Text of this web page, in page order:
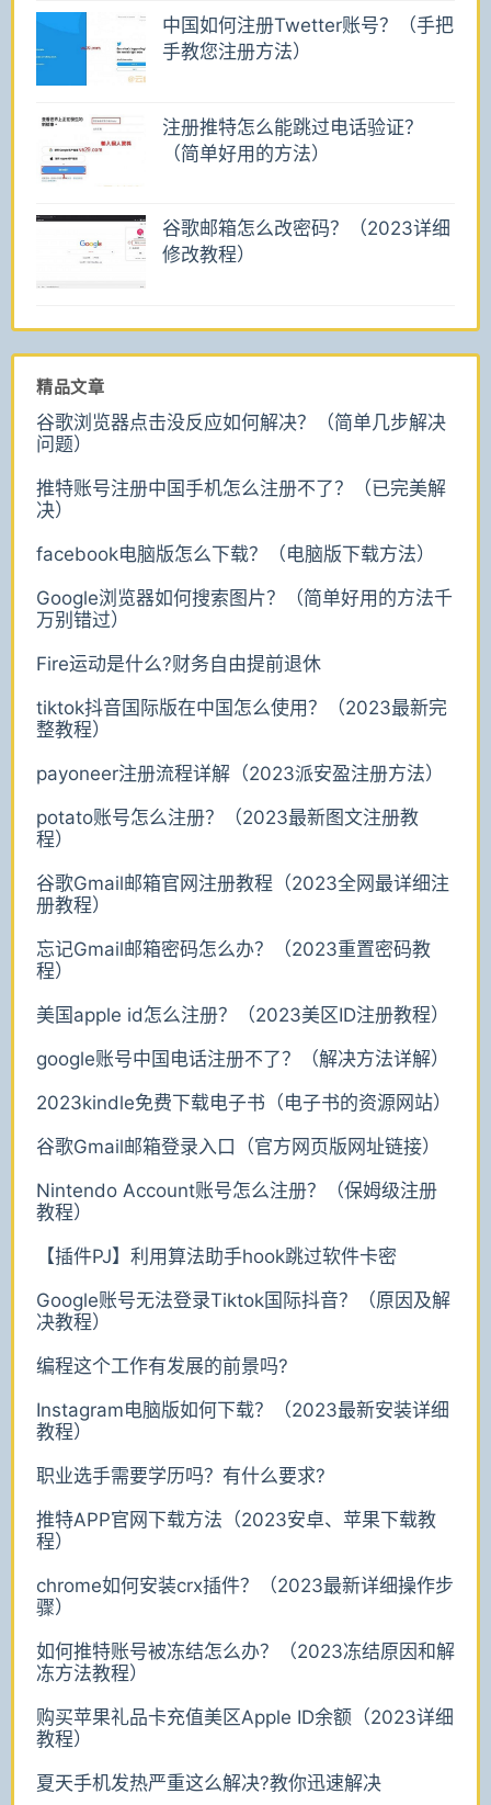
中国如何注册Twetter账号？（手把
手教您注册方法）
注册推特怎么能跳过电话验证？
（简单好用的方法）
谷歌邮箱怎么改密码？（2023详细
修改教程）
精品文章
谷歌浏览器点击没反应如何解决？（简单几步解决
问题）
推特账号注册中国手机怎么注册不了？（已完美解
决）
facebook电脑版怎么下载？（电脑版下载方法）
Google浏览器如何搜索图片？（简单好用的方法千
万别错过）
Fire运动是什么?财务自由提前退休
tiktok抖音国际版在中国怎么使用？（2023最新完
整教程）
payoneer注册流程详解（2023派安盈注册方法）
potato账号怎么注册？（2023最新图文注册教
程）
谷歌Gmail邮箱官网注册教程（2023全网最详细注
册教程）
忘记Gmail邮箱密码怎么办？（2023重置密码教
程）
美国apple id怎么注册？（2023美区ID注册教程）
google账号中国电话注册不了？（解决方法详解）
2023kindle免费下载电子书（电子书的资源网站）
谷歌Gmail邮箱登录入口（官方网页版网址链接）
Nintendo Account账号怎么注册？（保姆级注册
教程）
【插件PJ】利用算法助手hook跳过软件卡密
Google账号无法登录Tiktok国际抖音？（原因及解
决教程）
编程这个工作有发展的前景吗?
Instagram电脑版如何下载？（2023最新安装详细
教程）
职业选手需要学历吗？有什么要求?
推特APP官网下载方法（2023安卓、苹果下载教
程）
chrome如何安装crx插件？（2023最新详细操作步
骤）
如何推特账号被冻结怎么办？（2023冻结原因和解
冻方法教程）
购买苹果礼品卡充值美区Apple ID余额（2023详细
教程）
夏天手机发热严重这么解决?教你迅速解决